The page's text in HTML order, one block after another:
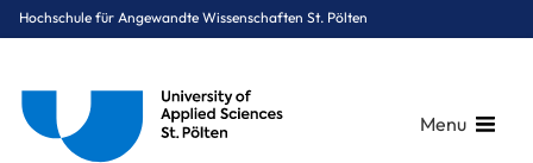
Hochschule für Angewandte Wissenschaften St. Pölten
Menu